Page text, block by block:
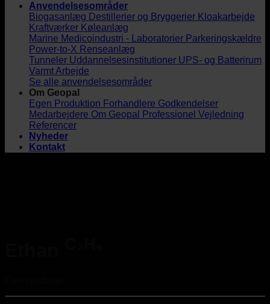
Anvendelsesområder
Biogasanlæg Destillerier og Bryggerier Kloakarbejde
Kraftværker Køleanlæg
Marine Medicoindustri - Laboratorier Parkeringskældre
Power-to-X Renseanlæg
Tunneler Uddannelsesinstitutioner UPS- og Batterirum
Varmt Arbejde
Se alle anvendelsesområder
Om Geopal
Egen Produktion Forhandlere Godkendelser
Medarbejdere Om Geopal
Professionel Vejledning
Referencer
Nyheder
Kontakt